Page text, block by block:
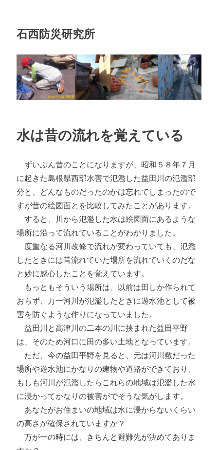
石西防災研究所
水は昔の流れを覚えている
ずいぶん昔のことになりますが、昭和５８年７月
に起きた島根県西部水害で氾濫した益田川の氾濫部
分と、どんなものだったのかは忘れてしまったので
すが昔の絵図面とを比較してみたことがあります。
すると、川から氾濫した水は絵図面にあるような
場所に沿って流れていることがわかりました。
度重なる河川改修で流れが変わっていても、氾濫
したときには昔流れていた場所を流れていくのだな
と妙に感心したことを覚えています。
もっともそういう場所は、以前は田しか作られて
おらず、万一河川が氾濫したときに遊水池として被
害を防ぐような作りになっていました。
益田川と高津川の二本の川に挟まれた益田平野
は、そのため河口に田の多い土地となっています。
ただ、今の益田平野を見ると、元は河川敷だった
場所や遊水池にかなりの建物や道路ができており、
もしも河川が氾濫したらこれらの地域は氾濫した水
に浸かってかなりの被害がでそうな気がします。
あなたがお住まいの地域は水に浸からないくらい
の高さが確保されていますか？
万が一の時には、きちんと避難先が決めてありま